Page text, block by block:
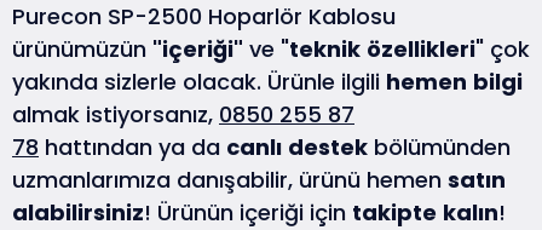
Purecon SP-2500 Hoparlör Kablosu
ürünümüzün "içeriği" ve "teknik özellikleri" çok
yakında sizlerle olacak. Ürünle ilgili hemen bilgi
almak istiyorsanız, 0850 255 87
78 hattından ya da canlı destek bölümünden
uzmanlarımıza danışabilir, ürünü hemen satın
alabilirsiniz! Ürünün içeriği için takipte kalın!